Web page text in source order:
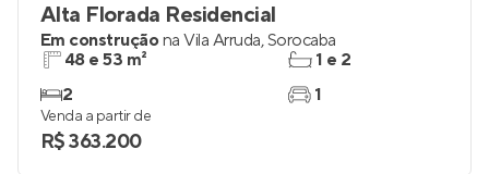
Alta Florada Residencial
Em construçãona Vila Arruda,Sorocaba
48 e 53 m²
2
1 e 2
1
Venda a partir de
R$ 363.200